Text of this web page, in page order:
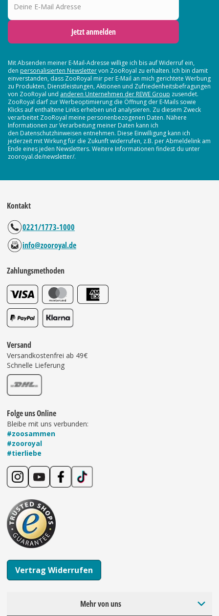
Jetzt anmelden
Mit Absenden meiner E-Mail-Adresse willige ich bis auf Widerruf ein,
den personalisierten Newslettervon ZooRoyal zu erhalten. Ich bin damit
einverstanden, dass ZooRoyal mir per E-Mail an mich gerichtete Werbung
zu Produkten, Dienstleistungen, Aktionen und Zufriedenheitsbefragungen
von ZooRoyal und anderen Unternehmen der REWE Group zusendet.
ZooRoyal darf zur Werbeoptimierung die Öffnung der E-Mails sowie
Klicks auf enthaltene Links erheben und analysieren. Zu diesem Zweck
verarbeitet ZooRoyal meine personenbezogenen Daten. Nähere
Informationen zur Verarbeitung meiner Daten kann ich
den Datenschutzhinweisen entnehmen. Diese Einwilligung kann ich
jederzeit mit Wirkung für die Zukunft widerrufen, z.B. per Abmeldelink am
Ende eines jeden Newsletters. Weitere Informationen findest du unter
zooroyal.de/newsletter/.
Kontakt
0221/1773-1000
info@zooroyal.de
Zahlungsmethoden
Versand
Versandkostenfrei ab 49€
Schnelle Lieferung
Folge uns Online
Bleibe mit uns verbunden:
#zoosammen
#zooroyal
#tierliebe
Vertrag Widerrufen
Mehr von uns